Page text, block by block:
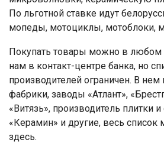
По льготной ставке идут
мопеды, мотоциклы, мотоблоки,
Покупать товары можно в любом
нам в контакт-центре банка, но
производителей ограничен. В
фабрики, заводы «Атлант»,
«Витязь», производитель плитки и
«Керамин» и другие, весь список
здесь.